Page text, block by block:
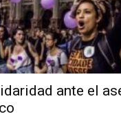
ante el